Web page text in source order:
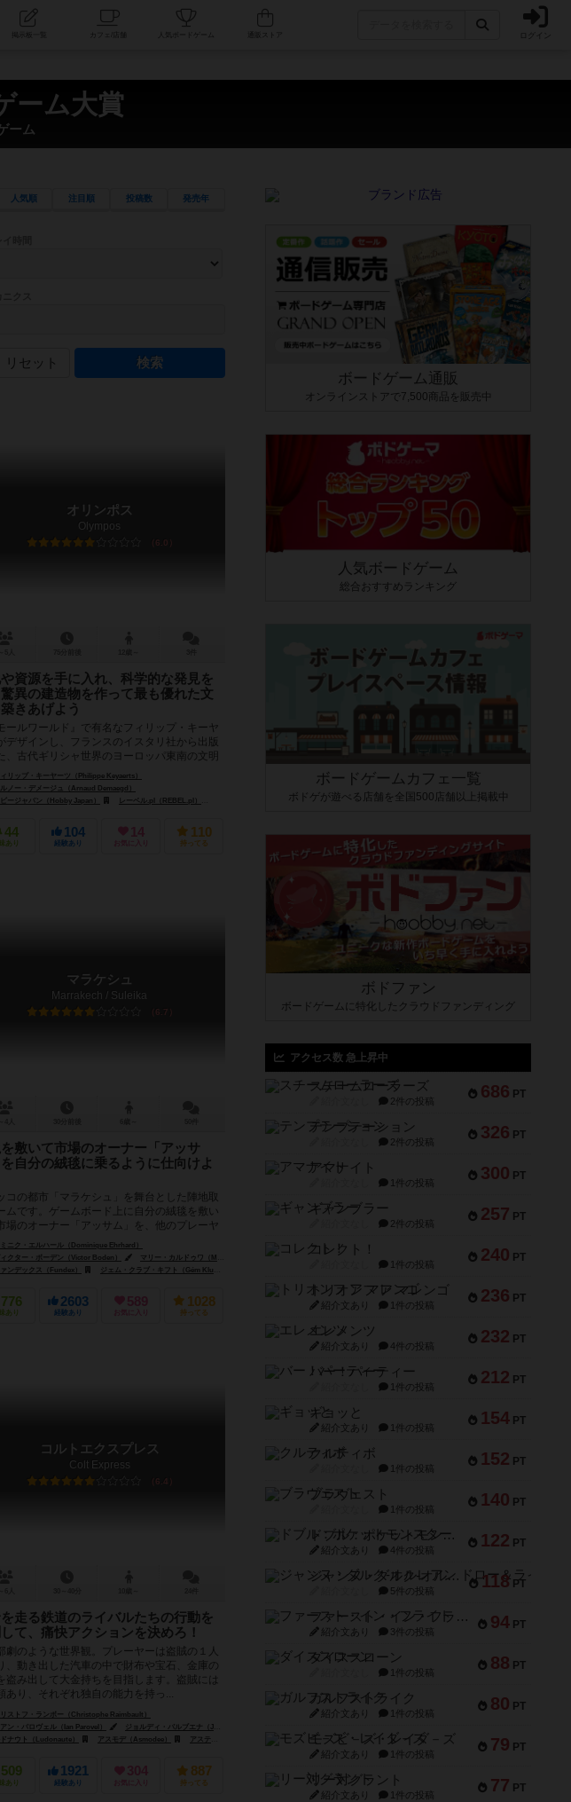
ミュニティ 人気ボードゲーム ログイン
ーム大賞
ーム
人気順 注目順 投稿数 発売年
となる所要時間を指定することができます。マニュアルを読む時間や参加者へのルール説明時間は含まれていないため、初めて
す。直感的にゲームシステムを理解できるよう、中世ファンタジー・クッキング・海賊同士の対決など、ゲームコンセプトを絞
ム性を構成するコアシステムです。主にボードゲームに慣れている方向けの絞込機能です。例えば「ダイスロール」はランダ
リセット
バンダイ（Bandai）
オリンポス
Olympos
6.0
資源を手に入れ、科学的な発見を
驚異の建造物を作って最も優れた文
きあげよう
ールワールド』で有名なフィリップ・キーヤ
デザインし、フランスのイスタリ社から出版
、古代ギリシャ世界のヨーロッパ東南の文明
争うゲーム。 各勢力かそれぞ...
ィリップ・キーヤーツ（Philippe Keyaerts）
ルノー・デメージュ（Arnaud Demaegd）
ージャパン（Hobby Japan）
レーベル.pl（REBEL.pl） リオ グランデ ゲームス（Rio Grande Games）
44
あり
104
経験あり
14
お気に入り
110
持ってる
マラケシュ
Marrakech / Suleika
6.7
敷いて市場のオーナー「アッサ
を自分の絨毯に乗るように仕向けよ
コの都市「マラケシュ」を舞台とした陣地取
ムです。ゲームボード上に自分の絨毯を敷い
場のオーナー「アッサム」を、他のプレーヤ
番のときに自分の絨毯に乗るよう...
ミニク・エルハール（Dominique Ehrhard）
クター・ボーデン（Victor Boden）
マリー・カルドゥワ（Marie Cardouat）
ァンデックス（Fundex）
ジェム・クラブ・キフト（Gém Klub Kft.）
776
あり
2603
経験あり
589
お気に入り
1028
持ってる
オレグ・シドレンコ（Oleksandr Nevskiy）
ウム（Esdevium）
コルトエクスプレス
Colt Express
6.4
走る鉄道のライバルたちの行動を
て、痛快アクションを決めろ！
のような世界観。プレーヤーは盗賊の１人
、動き出した汽車の中で財布や宝石、金庫の
盗み出して大金持ちを目指します。盗賊には
あり、それぞれ独自の能力を持っ...
リストフ・ランボー（Christophe Raimbault）
ン・パロヴェル（Ian Parovel）
ジョルディ・バルブエナ（Jordi Valbuena）
ナウト（Ludonaute）
アスモデ（Asmodee） アステリオン・プレス（Asterion Press）
509
味あり
1921
経験あり
304
お気に入り
887
持ってる
ボードゲーム通販
オンラインストアで7,500商品を販売中
人気ボードゲーム
総合おすすめランキング
ボードゲームカフェ一覧
ボドゲが遊べる店舗を全国500店舗以上掲載中
ボドファン
ボードゲームに特化したクラウドファンディング
アクセス数 急上昇中
686 PT
スチームローラーズ
2件の投稿
326 PT
テンプテーション
2件の投稿
300 PT
アマナイト
1件の投稿
257 PT
ギャンブラー
2件の投稿
240 PT
コレクト！
1件の投稿
236 PT
トリオンフ ア マレンゴ
紹介文あり 1件の投稿
232 PT
エレメンツ
紹介文あり 4件の投稿
212 PT
バー！パーティー
1件の投稿
154 PT
ギョッと
紹介文あり 1件の投稿
152 PT
クルティボ
1件の投稿
140 PT
ブラヴェスト
1件の投稿
122 PT
ドブル：ポケットモンスター
紹介文あり 4件の投稿
118 PT
ジャンヌ・ダルク-オルレアン ドロー＆ライト
5件の投稿
94 PT
ファースト・イン・フライト
紹介文あり 3件の投稿
88 PT
ダイススローン
1件の投稿
80 PT
ガルフストライク
紹介文あり 1件の投稿
79 PT
モズビ－ズ・レイダ－ズ
紹介文あり 1件の投稿
77 PT
リー対グラント
紹介文あり 1件の投稿